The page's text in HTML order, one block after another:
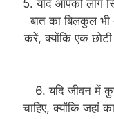
5. यदि आपको लोग
बात का बिलकुल
करें, क्योंकि एक छोटी
6. यदि जीवन में
चाहिए, क्योंकि जहां